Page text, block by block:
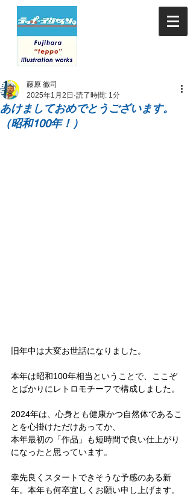
あけましておめでとうございます。
（昭和100年！）
藤原 徹司
2025年1月2日 読了時間: 1分
旧年中は大変お世話になりました。
本年は昭和100年相当ということで、ここぞ
とばかりにレトロモチーフで構成しました。
2024年は、心身とも健康かつ自然体であるこ
とを心掛けただけあってか、
本年最初の「作品」も短時間で良い仕上がり
になったと思っています。
幸先良くスタートできそうな予感のある新
年。本年も何卒宜しくお願い申し上げます。